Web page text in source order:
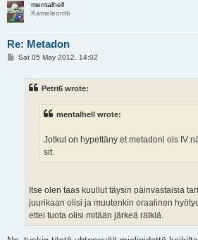
mentalhell
Kameleontti
Re: Metadon
PSat 05 May 2012, 14:02
Petri6 wrote:
mentalhell wrote:
Jotkut on hypettäny et metadoni ois
sit.
Itse olen taas kuullut täysin päinvastaisia
juurikaan olisi ja muutenkin oraalinen
ettei tuota olisi mitään järkeä rätkiä.